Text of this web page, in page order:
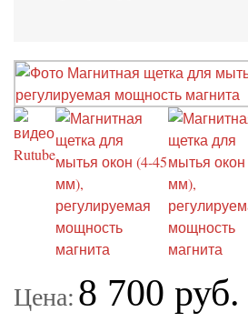
Цена: 8 700 руб.